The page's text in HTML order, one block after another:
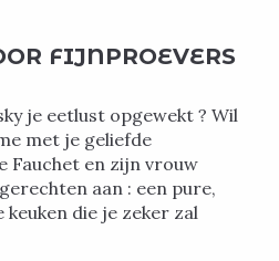
FIJNPROEVERS
je eetlust opgewekt ? Wil
met je geliefde
Fauchet en zijn vrouw
aan : een pure,
die je zeker zal